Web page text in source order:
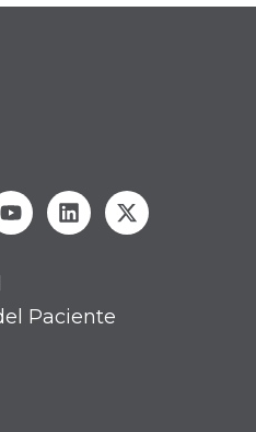
Paciente